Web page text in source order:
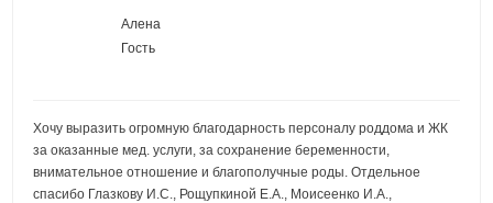
Алена
Гость
Хочу выразить огромную благодарность персоналу роддома и ЖК
за оказанные мед. услуги, за сохранение беременности,
внимательное отношение и благополучные роды. Отдельное
спасибо Глазкову И.С., Рощупкиной Е.А., Моисеенко И.А.,